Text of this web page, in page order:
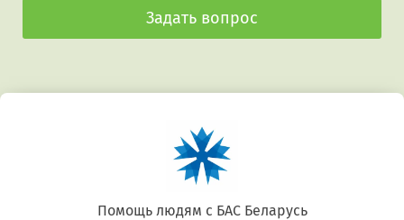
Задать вопрос
Помощь людям с БАС Беларусь